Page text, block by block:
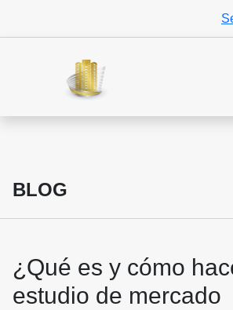
BLOG
¿Qué es y cómo
estudio de mercado